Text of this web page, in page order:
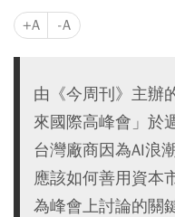
+A -A
由《今周刊》主辦
來國際高峰會」於
台灣廠商因為AI浪
應該如何善用資本
為峰會上討論的關